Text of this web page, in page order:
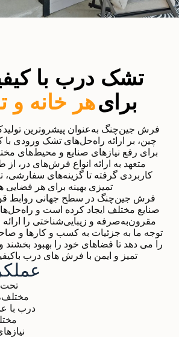
تشک درب با
برایهر خانه و
فرش جین‌چنگ به‌عنوان پیشروترین
چین، بر ارائه راه‌حل‌های تشک ورودی با
برای رفع نیازهای صنایع و محیط‌های
متعهد به ارائه انواع فرش‌های در،
کاربردی گرفته تا گزینه‌های
تمیزی بهینه برای هر فضایی
فرش جین‌چنگ در سطح جهانی روابط
صنایع مختلف ایجاد کرده است و
مقرون‌به‌صرفه و زیبایی‌شناختی را
توجه ما به جزئیات به کسب و کارها و
را می دهد تا فضاهای خود را بهبود بخشند و
تمیز و ایمن با فرش های درب
تحت
درب با